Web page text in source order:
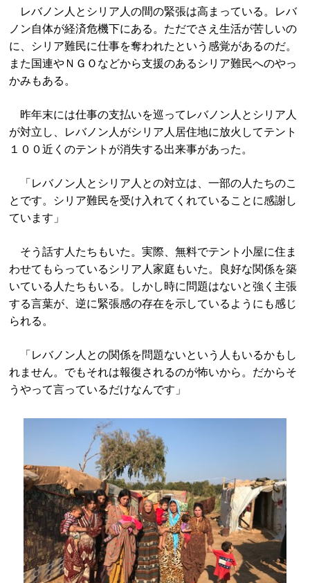
レバノン人とシリア人の間の緊張は高まっている。レバ
ノン自体が経済危機下にある。ただでさえ生活が苦しいの
に、シリア難民に仕事を奪われたという感覚があるのだ。
また国連やＮＧＯなどから支援のあるシリア難民へのやっ
かみもある。
昨年末には仕事の支払いを巡ってレバノン人とシリア人
が対立し、レバノン人がシリア人居住地に放火してテント
１００近くのテントが消失する出来事があった。
「レバノン人とシリア人との対立は、一部の人たちのこ
とです。シリア難民を受け入れてくれていることに感謝し
ています」
そう話す人たちもいた。実際、無料でテント小屋に住ま
わせてもらっているシリア人家庭もいた。良好な関係を築
いている人たちもいる。しかし時に問題はないと強く主張
する言葉が、逆に緊張感の存在を示しているようにも感じ
られる。
「レバノン人との関係を問題ないという人もいるかもし
れません。でもそれは報復されるのが怖いから。だからそ
うやって言っているだけなんです」